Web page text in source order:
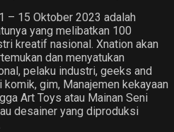
– 15 Oktober 2023 adalah
yang melibatkan 100
kreatif nasional. Xnation akan
dan menyatukan
pelaku industri, geeks and
gim, Manajemen kekayaan
Art Toys atau Mainan Seni
desainer yang diproduksi